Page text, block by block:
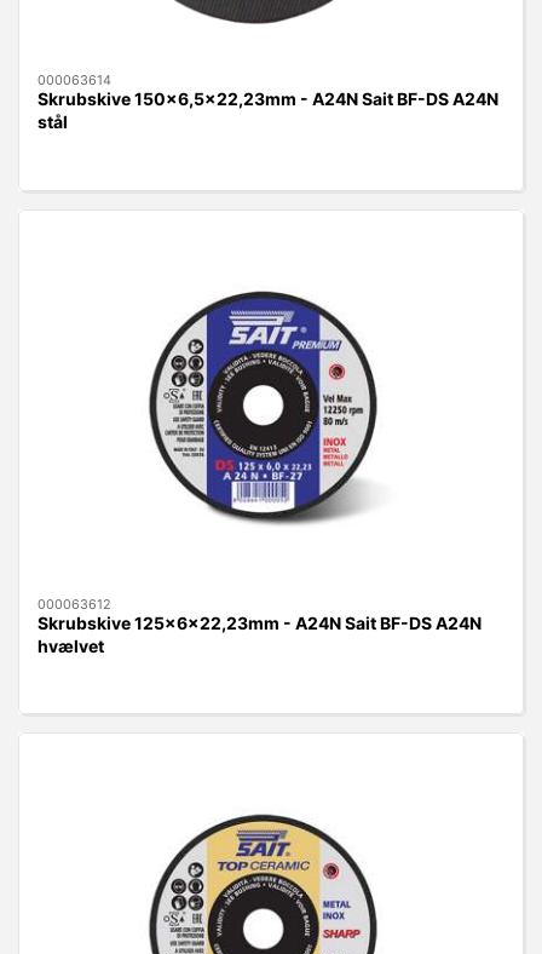
000063614
Skrubskive 150x6,5x22,23mm - A24N Sait BF-DS A24N
stål
000063612
Skrubskive 125x6x22,23mm - A24N Sait BF-DS A24N
hvælvet